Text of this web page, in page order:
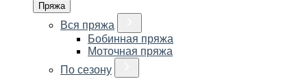
Пряжа
Вся пряжа
Бобинная пряжа
Моточная пряжа
По сезону